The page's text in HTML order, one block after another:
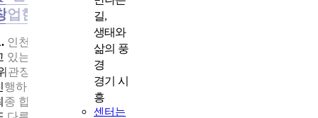
길,
생태와
삶의 풍
경
경기 시
흥
센터는
업한 사례가 있다면 소개해 주세요.
인천센터는 관내 우수기업들과 지속적인 협력관계 유지에 힘
있는데, 그중 인테리어 분야 선두기업인 영림그룹과 협력하여
관장교 전용 채용 전형’을 만들었습니다. 매년 상·하반기 채용
행하며, 연봉과 복지 수준이 좋아 지원자가 많고, 올해만 18명이
종 합격했습니다.